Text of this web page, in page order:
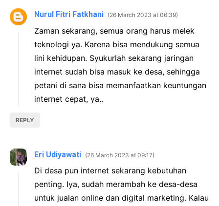
Nurul Fitri Fatkhani 26 March 2023 at 06:39
Zaman sekarang, semua orang harus melek
teknologi ya. Karena bisa mendukung semua
lini kehidupan. Syukurlah sekarang jaringan
internet sudah bisa masuk ke desa, sehingga
petani di sana bisa memanfaatkan keuntungan
internet cepat, ya..
REPLY
Eri Udiyawati 26 March 2023 at 09:17
Di desa pun internet sekarang kebutuhan
penting. Iya, sudah merambah ke desa-desa
untuk jualan online dan digital marketing. Kalau